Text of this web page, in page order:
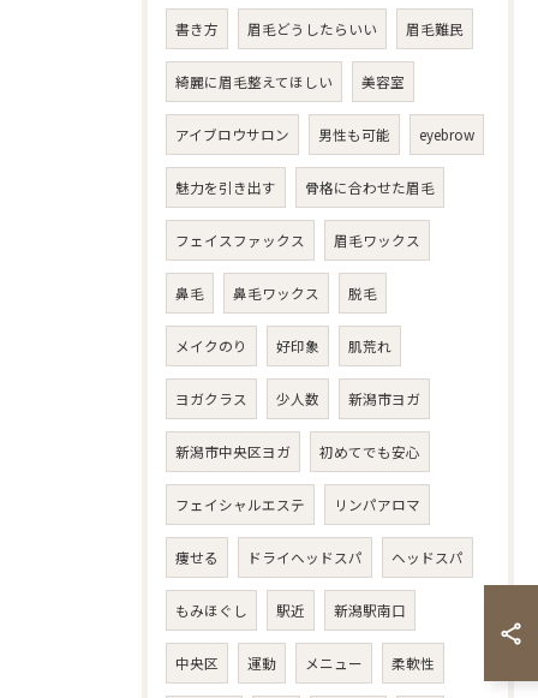
書き方 眉毛どうしたらいい 眉毛難民
綺麗に眉毛整えてほしい 美容室
アイブロウサロン 男性も可能 eyebrow
魅力を引き出す 骨格に合わせた眉毛
フェイスファックス 眉毛ワックス
鼻毛 鼻毛ワックス 脱毛
メイクのり 好印象 肌荒れ
ヨガクラス 少人数 新潟市ヨガ
新潟市中央区ヨガ 初めてでも安心
フェイシャルエステ リンパアロマ
痩せる ドライヘッドスパ ヘッドスパ
もみほぐし 駅近 新潟駅南口
中央区 運動 メニュー 柔軟性